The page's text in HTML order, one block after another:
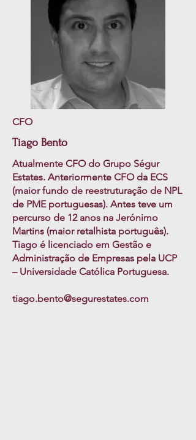
CFO
Tiago Bento
Atualmente CFO do Grupo Ségur
Estates. Anteriormente CFO da ECS
(maior fundo de reestruturação de NPL
de PME portuguesas). Antes teve um
percurso de 12 anos na Jerónimo
Martins (maior retalhista português).
Tiago é licenciado em Gestão e
Administração de Empresas pela UCP
– Universidade Católica Portuguesa.
tiago.bento@segurestates.com